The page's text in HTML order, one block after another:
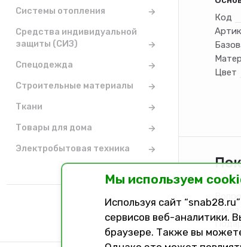
Системы отопления
Средства индивидуальной
защиты (СИЗ)
Спецодежда
Строительные материалы
Ткани
Товары для дома
Электробытовая техника
Код
Цвет
Мы используем
Используя сайт
сервисов веб-аналитики.
браузере. Также вы